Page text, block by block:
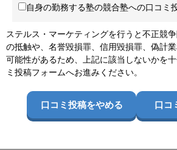
自身の勤務する塾の競合塾への口コミ
ステルス・マーケティングを行うと不正競
の抵触や、名誉毀損罪、信用毀損罪、偽計
可能性があるため、上記に該当しないかを
ミ投稿フォームへお進みください。
口コミ投稿をやめる 口コ